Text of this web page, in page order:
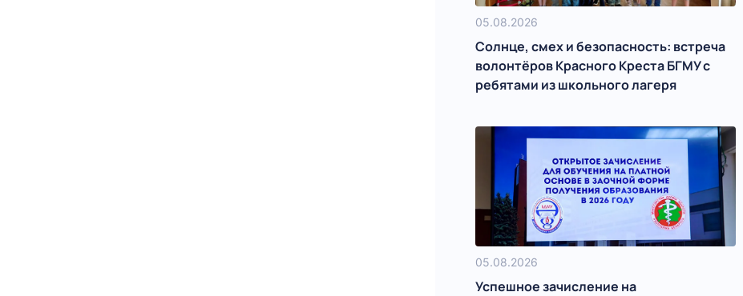
05.08.2026
Солнце, смех и безопасность: встреча
волонтёров Красного Креста БГМУ с
ребятами из школьного лагеря
05.08.2026
Успешное зачисление на